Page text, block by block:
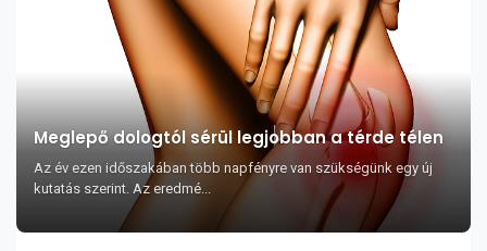
Meglepő dologtól sérül legjobban a térde télen
Az év ezen időszakában több napfényre van szükségünk egy új
kutatás szerint. Az eredmé...